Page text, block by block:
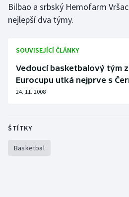
Jezdectví
Lezení
Moderní pětiboj
Motorsport
Bilbao a srbský Hemofarm
nejlepší dva týmy.
SOUVISEJÍCÍ ČLÁNKY
Vedoucí basketbalový tým
Eurocupu utká nejprve s
24. 11. 2008
ŠTÍTKY
Basketbal